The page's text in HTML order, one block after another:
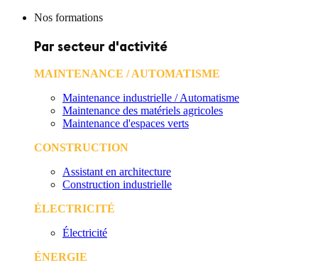
Nos formations
Par secteur d'activité
MAINTENANCE / AUTOMATISME
Maintenance industrielle / Automatisme
Maintenance des matériels agricoles
Maintenance d'espaces verts
CONSTRUCTION
Assistant en architecture
Construction industrielle
ÉLECTRICITÉ
Électricité
ÉNERGIE